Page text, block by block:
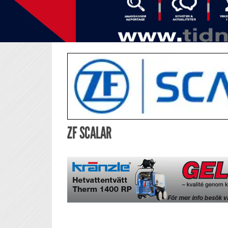
ZF SCALAR